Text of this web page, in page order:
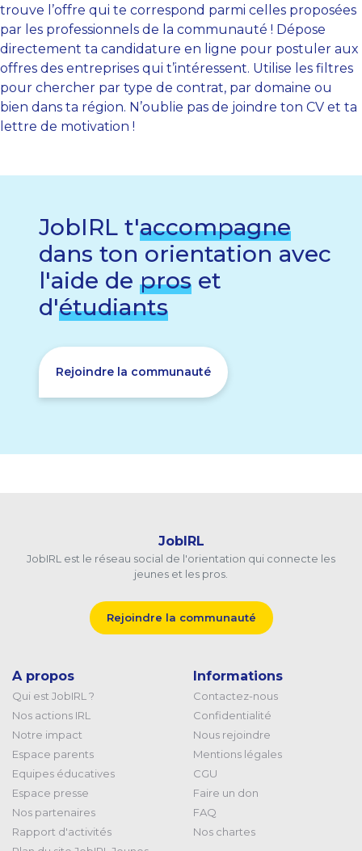
trouve l’offre qui te correspond parmi celles proposées
par les professionnels de la communauté ! Dépose
directement ta candidature en ligne pour postuler aux
offres des entreprises qui t’intéressent. Utilise les filtres
pour chercher par type de contrat, par domaine ou
bien dans ta région. N’oublie pas de joindre ton CV et ta
lettre de motivation !
JobIRL t'accompagne
dans ton orientation avec
l'aide de pros et
d'étudiants
Rejoindre la communauté
JobIRL
JobIRL est le réseau social de l'orientation qui connecte les
jeunes et les pros.
Rejoindre la communauté
A propos
Qui est JobIRL ?
Nos actions IRL
Notre impact
Espace parents
Equipes éducatives
Espace presse
Nos partenaires
Rapport d'activités
Informations
Contactez-nous
Confidentialité
Nous rejoindre
Mentions légales
CGU
Faire un don
FAQ
Nos chartes